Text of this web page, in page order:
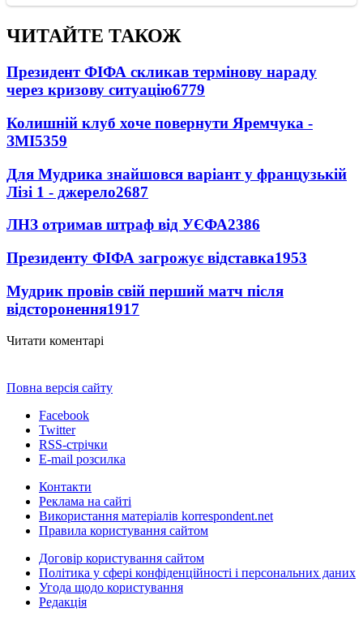
ЧИТАЙТЕ ТАКОЖ
Президент ФІФА скликав термінову нараду
через кризову ситуацію6779
Колишній клуб хоче повернути Яремчука -
ЗМІ5359
Для Мудрика знайшовся варіант у французькій
Лізі 1 - джерело2687
ЛНЗ отримав штраф від УЄФА2386
Президенту ФІФА загрожує відставка1953
Мудрик провів свій перший матч після
відсторонення1917
Читати коментарі
Повна версія сайту
Facebook
Twitter
RSS-стрічки
E-mail розсилка
Контакти
Реклама на сайті
Використання матеріалів korrespondent.net
Правила користування сайтом
Договір користування сайтом
Політика у сфері конфіденційності і персональних даних
Угода щодо користування
Редакція